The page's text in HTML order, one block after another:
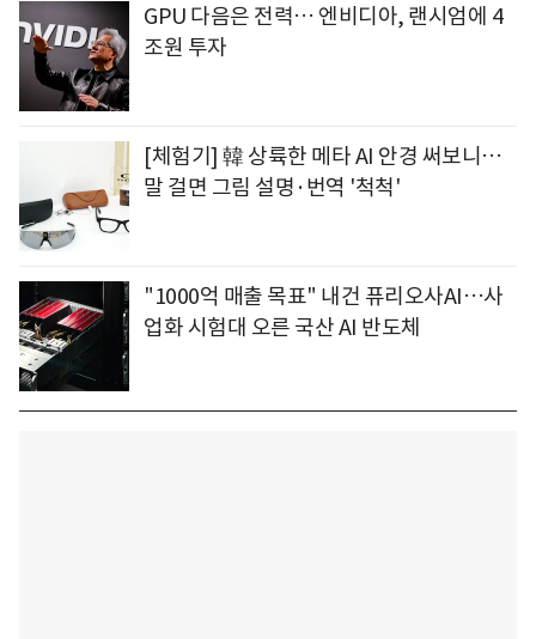
GPU 다음은 전력… 엔비디아, 랜시엄에 4
조원 투자
[체험기] 韓 상륙한 메타 AI 안경 써보니…
말 걸면 그림 설명·번역 '척척'
"1000억 매출 목표" 내건 퓨리오사AI…사
업화 시험대 오른 국산 AI 반도체